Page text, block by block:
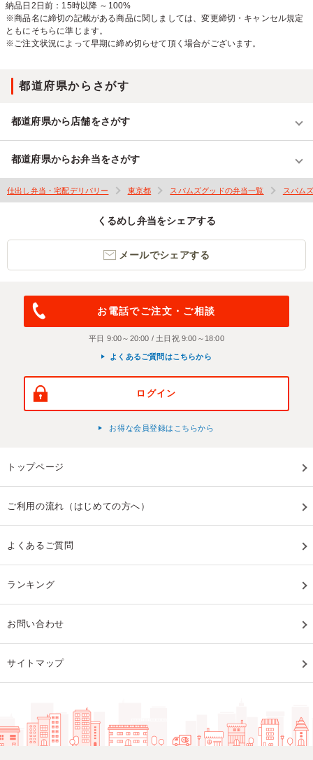
納品日2日前：15時以降 ～100%
※商品名に締切の記載がある商品に関しましては、変更締切・キャンセル規定
ともにそちらに準じます。
※ご注文状況によって早期に締め切らせて頂く場合がございます。
都道府県からさがす
都道府県から店舗をさがす
都道府県からお弁当をさがす
仕出し弁当・宅配デリバリー 東京都 スパムズグッドの弁当一覧 スパム
くるめし弁当をシェアする
メールでシェアする
お電話でご注文・ご相談
平日 9:00～20:00 / 土日祝 9:00～18:00
よくあるご質問はこちらから
ログイン
お得な会員登録はこちらから
トップページ
ご利用の流れ（はじめての方へ）
よくあるご質問
ランキング
お問い合わせ
サイトマップ